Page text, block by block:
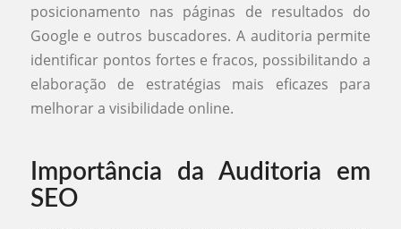
posicionamento nas páginas de resultados do
Google e outros buscadores. A auditoria permite
identificar pontos fortes e fracos, possibilitando a
elaboração de estratégias mais eficazes para
melhorar a visibilidade online.
Importância da Auditoria em
SEO